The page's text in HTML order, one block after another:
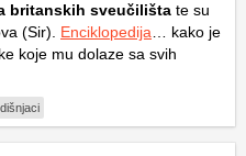
britanskih sveučilišta te su
(Sir). Enciklopedija … kako je
koje mu dolaze sa svih